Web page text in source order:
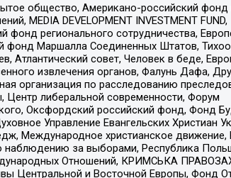
общество, Американо-российский фонд
MEDIA DEVELOPMENT INVESTMENT FUND,
регионального сотрудничества,
фонд Маршалла Соединенных Штатов,
совет, Человек в беде,
извлечения органов, Фалунь Дафа,
организация по расследованию
Центр либеральной современности, Форум
Оксфордский российский фонд, Фонд
Управление Евангельских Христиан
Международное христианское движение,
наблюдению за выборами, Республика
Отношений, КРИМСЬКА
Центральной и Восточной Европы, Фонд